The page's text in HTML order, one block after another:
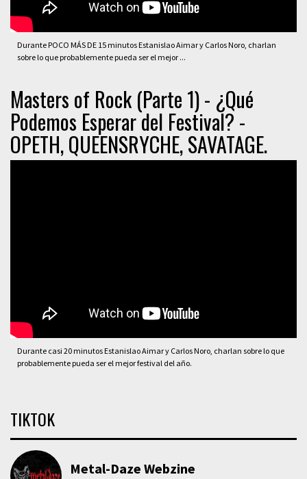
Durante POCO MÁS DE 15 minutos Estanislao Aimar y Carlos Noro, charlan
sobre lo que probablemente pueda ser el mejor ...
Masters of Rock (Parte 1) - ¿Qué
Podemos Esperar del Festival? -
OPETH, QUEENSRYCHE, SAVATAGE.
Durante casi 20 minutos Estanislao Aimar y Carlos Noro, charlan sobre lo que
probablemente pueda ser el mejor festival del año.
TIKTOK
Metal-Daze Webzine